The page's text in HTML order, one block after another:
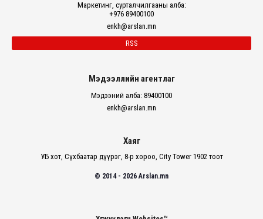
Маркетинг, сурталчилгааны алба:
+976 89400100
enkh@arslan.mn
RSS
Мэдээллийн агентлаг
Мэдээний алба: 89400100
enkh@arslan.mn
Хаяг
УБ хот, Сүхбаатар дүүрэг, 8-р хороо, City Tower 1902 тоот
© 2014 - 2026 Arslan.mn